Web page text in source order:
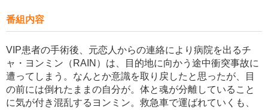
番組内容
VIP患者の手術後、元恋人からの連絡により病院を出るチ
ャ・ヨンミン（RAIN）は、目的地に向かう途中衝突事故に
遭ってしまう。なんとか意識を取り戻したと思ったが、目
の前には倒れたままの自分が。体と魂が分離していること
に気が付き混乱するヨンミン。救急車で運ばれていくも、